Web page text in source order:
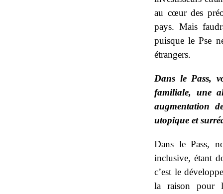
au cœur des
pays. Mais
puisque le Pse
étrangers.
Dans le Pass,
familiale, une
augmentation
utopique et
Dans le Pass,
inclusive, étant
c’est le
la raison pour